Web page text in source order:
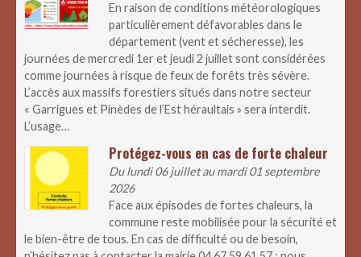
En raison de conditions météorologiques
particulièrement défavorables dans le
département (vent et sécheresse), les
journées de mercredi 1er et jeudi 2 juillet sont considérées
comme journées à risque de feux de forêts très sévère.
L’accès aux massifs forestiers situés dans notre secteur
« Garrigues et Pinèdes de l’Est héraultais » sera interdit.
L’usage…
Protégez-vous en cas de forte chaleur
Du lundi 06 juillet au mardi 01 septembre
2026
Face aux épisodes de fortes chaleurs, la
commune reste mobilisée pour la sécurité et
le bien-être de tous. En cas de difficulté ou de besoin,